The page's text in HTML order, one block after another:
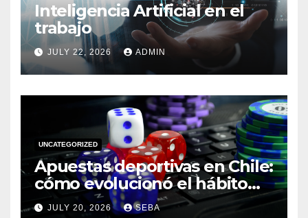
Inteligencia Artificial en el
trabajo
JULY 22, 2026 ADMIN
UNCATEGORIZED
Apuestas deportivas en Chile:
cómo evolucionó el hábito
del hincha en la era digital
JULY 20, 2026 SEBA